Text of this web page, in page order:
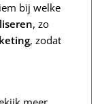
bij welke
, zo
, zodat